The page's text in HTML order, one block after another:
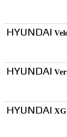
HYUNDAI
HYUNDAI
HYUNDAI XG